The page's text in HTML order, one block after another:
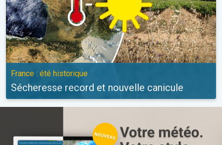
France : été historique
Sécheresse record et nouvelle canicule